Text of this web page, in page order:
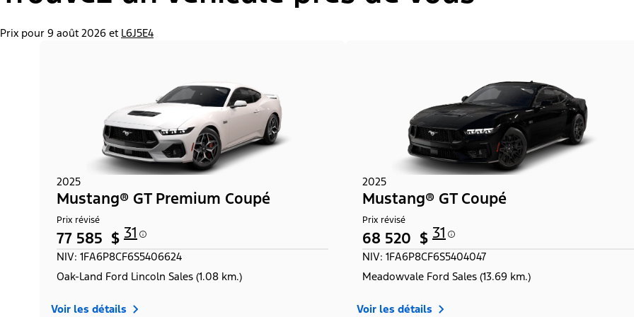
Prix pour 9 août 2026 et L6J5E4
2025
Mustang® GT Premium Coupé
Prix révisé
77 585 $ 31
NIV: 1FA6P8CF6S5406624
Oak-Land Ford Lincoln Sales (1.08 km.)
Voir les détails
2025
Mustang® GT Coupé
Prix révisé
68 520 $ 31
NIV: 1FA6P8CF6S5404047
Meadowvale Ford Sales (13.69 km.)
Voir les détails